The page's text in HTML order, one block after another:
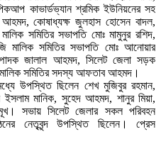
কাভার্ডভ্যান শ্রমিক ইউনিয়নের সহ
কোষাধ্যক্ষ জুলহাস হোসেন বাদল,
সমিতির সভাপতি মোঃ মামুনুর রশিদ,
মালিক সমিতির সভাপতি মোঃ আনোয়ার
জালাল আহমদ, সিলেট জেলা সড়ক
মালিক সমিতির সদস্য আফতাব আহমদ।
উপস্থিত ছিলেন শেখ মুজিবুর রহমান,
ইসলাম মানিক, সুহেদ আহমদ, শানুর মিয়া,
সভায় সিলেট জেলার সকল পরিবহন
নেতৃবৃন্দ উপস্থিত ছিলেন। প্রেস